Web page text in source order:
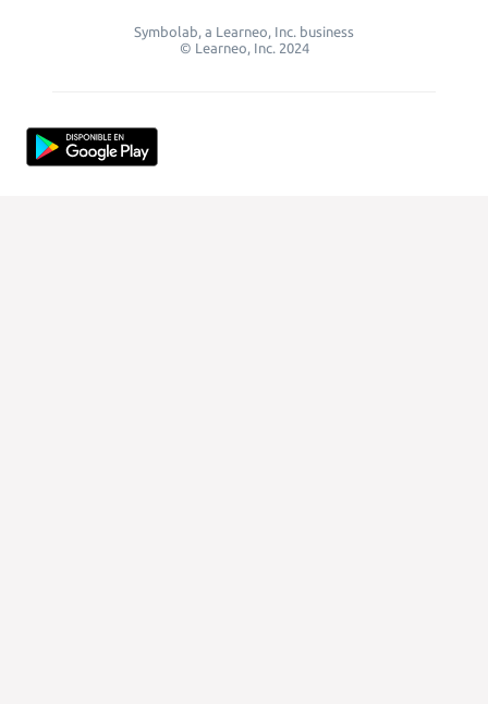
Symbolab, a Learneo, Inc. business
© Learneo, Inc. 2024